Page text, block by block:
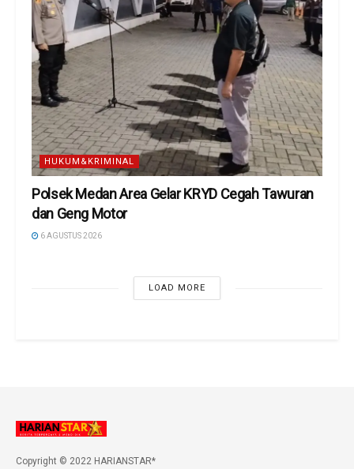
HUKUM&KRIMINAL
Polsek Medan Area Gelar KRYD Cegah Tawuran
dan Geng Motor
6 AGUSTUS 2026
LOAD MORE
Copyright © 2022 HARIANSTAR*